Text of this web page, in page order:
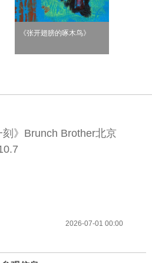
《张开翅膀的啄木鸟》
刻》Brunch Brother北京
2026-07-01 00:00